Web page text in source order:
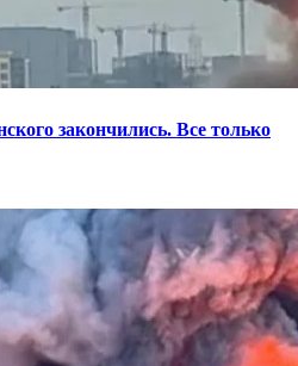
закончились. Все только